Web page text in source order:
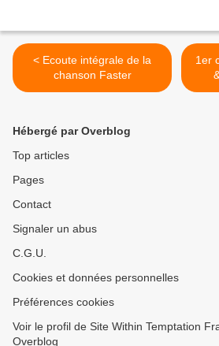
< Ecoute intégrale de la
chanson Faster
1er
Hébergé par Overblog
Top articles
Pages
Contact
Signaler un abus
C.G.U.
Cookies et données personnelles
Préférences cookies
Voir le profil de Site Within Temptation
Overblog